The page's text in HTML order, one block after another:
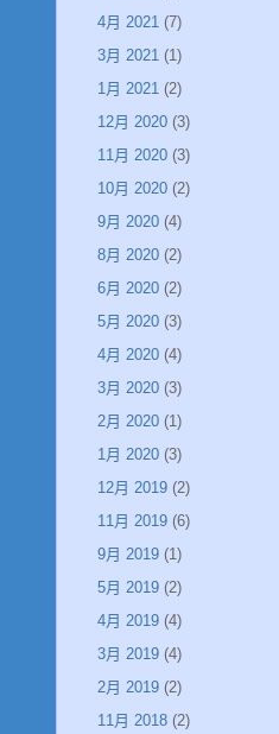
4月 2021 (7)
3月 2021 (1)
1月 2021 (2)
12月 2020 (3)
11月 2020 (3)
10月 2020 (2)
9月 2020 (4)
8月 2020 (2)
6月 2020 (2)
5月 2020 (3)
4月 2020 (4)
3月 2020 (3)
2月 2020 (1)
1月 2020 (3)
12月 2019 (2)
11月 2019 (6)
9月 2019 (1)
5月 2019 (2)
4月 2019 (4)
3月 2019 (4)
2月 2019 (2)
11月 2018 (2)